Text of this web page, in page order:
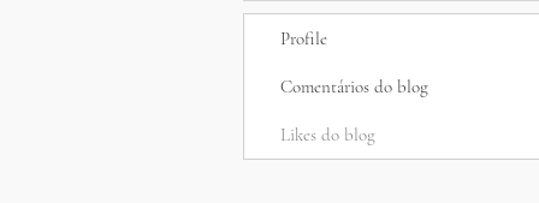
Profile
Comentários do blog
Likes do blog